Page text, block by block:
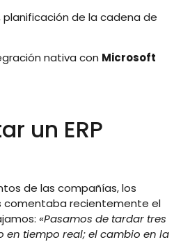
de la cadena de
nativa con Microsoft
un ERP
de las compañías, los
comentaba recientemente el
«Pasamos de tardar tres
en tiempo real; el cambio en la